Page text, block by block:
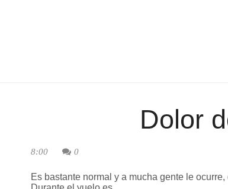
Dolor
8:00 0
Es bastante normal y a mucha gente le